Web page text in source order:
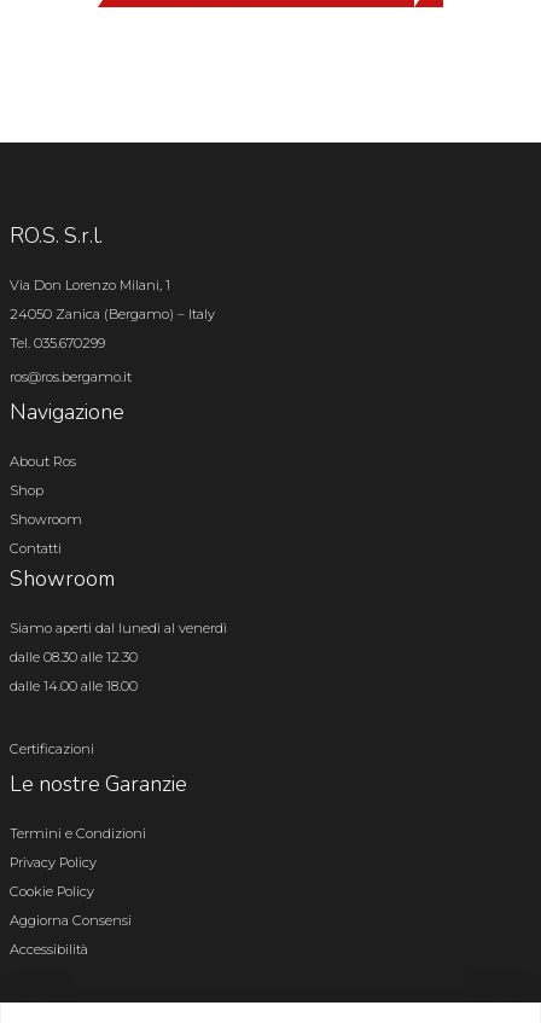
RO.S. S.r.l.
Via Don Lorenzo Milani, 1
24050 Zanica (Bergamo) – Italy
Tel. 035.670299
ros@ros.bergamo.it
Navigazione
About Ros
Shop
Showroom
Contatti
Showroom
Siamo aperti dal lunedì al venerdì
dalle 08.30 alle 12.30
dalle 14.00 alle 18.00
Certificazioni
Le nostre Garanzie
Termini e Condizioni
Privacy Policy
Cookie Policy
Aggiorna Consensi
Accessibilità